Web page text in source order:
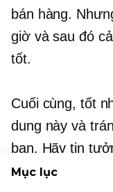
bán hàng.
giờ và sau đó
tốt.
Cuối cùng, tốt
dung này và
bạn. Hãy tin
không muốn
Mục lục